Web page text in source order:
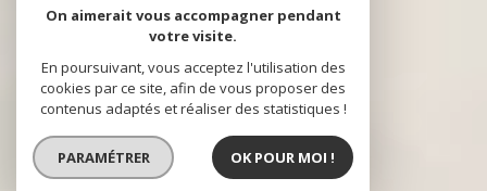
On aimerait vous accompagner pendant
votre visite.
En poursuivant, vous acceptez l'utilisation des
cookies par ce site, afin de vous proposer des
contenus adaptés et réaliser des statistiques !
PARAMÉTRER OK POUR MOI !